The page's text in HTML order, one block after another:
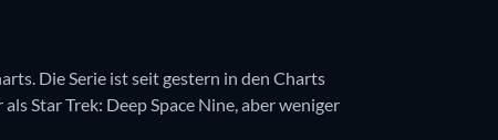
Die Serie ist seit gestern in den Charts
Star Trek: Deep Space Nine, aber weniger